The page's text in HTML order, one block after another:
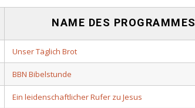
NAME DES PROGRAMMES
Unser Täglich Brot
BBN Bibelstunde
Ein leidenschaftlicher Rufer zu Jesus